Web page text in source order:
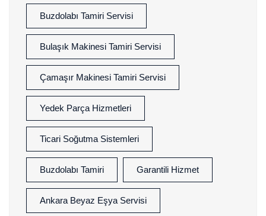
Buzdolabı Tamiri Servisi
Bulaşık Makinesi Tamiri Servisi
Çamaşır Makinesi Tamiri Servisi
Yedek Parça Hizmetleri
Ticari Soğutma Sistemleri
Buzdolabı Tamiri Garantili Hizmet
Ankara Beyaz Eşya Servisi